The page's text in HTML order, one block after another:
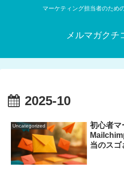
マーケティング担当者のため
メルマガクチ
2025-10
Uncategorized
初心者マ
当のスゴ